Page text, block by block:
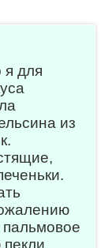
я для
из
пальмовое